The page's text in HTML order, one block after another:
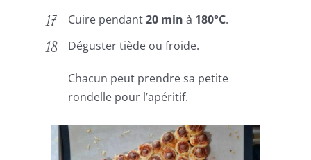
Cuire pendant20 min à 180°C.
Déguster tiède ou froide.
Chacun peut prendre sa petite
rondelle pour l’apéritif.